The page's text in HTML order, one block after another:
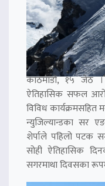
काठमाडौं, १५ जेठ ।
ऐतिहासिक सफल
विविध
न्युजिल्यान्डका सर
शेर्पाले पहिलो पटक
सोही ऐतिहासिक
सगरमाथा दिवसका